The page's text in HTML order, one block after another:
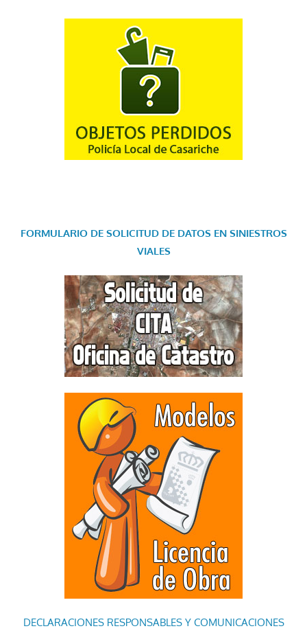
FORMULARIO DE SOLICITUD DE DATOS EN SINIESTROS
VIALES
DECLARACIONES RESPONSABLES Y COMUNICACIONES